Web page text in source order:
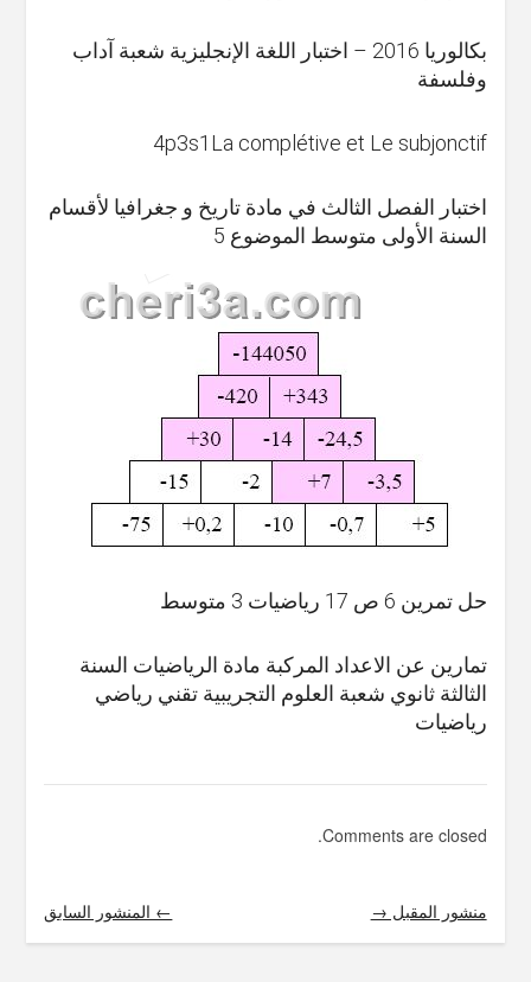
بكالوريا 2016 – اختبار اللغة الإنجليزية شعبة آداب
وفلسفة
4p3s1La complétive et Le subjonctif
اختبار الفصل الثالث في مادة تاريخ و جغرافيا لأقسام
السنة الأولى متوسط الموضوع 5
حل تمرين 6 ص 17 رياضيات 3 متوسط
تمارين عن الاعداد المركبة مادة الرياضيات السنة
الثالثة ثانوي شعبة العلوم التجريبية تقني رياضي
رياضيات
Comments are closed.
← المنشور السابق منشور المقبل →